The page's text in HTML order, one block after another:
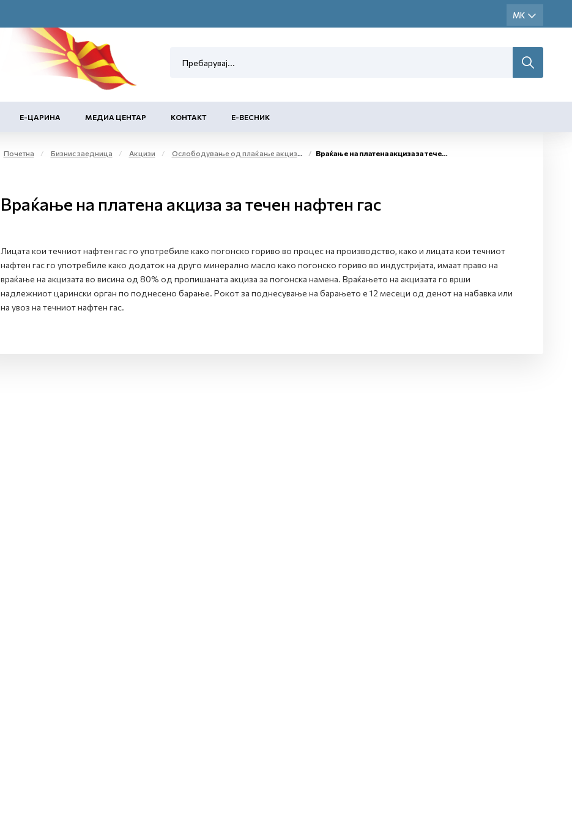
Е-ЦАРИНА МЕДИА ЦЕНТАР КОНТАКТ Е-ВЕСНИК
Почетна Бизнис заедница Акцизи Ослободување од плаќање акциза и повластено користење на акцизни добра Враќање на платена акциза за течен нафтен гас
Враќање на платена акциза за течен нафтен гас
Лицата кои течниот нафтен гас го употребиле како погонско гориво во процес на производство, како и лицата кои течниот
нафтен гас го употребиле како додаток на друго минерално масло како погонско гориво во индустријата, имаат право на
враќање на акцизата во висина од 80% од пропишаната акциза за погонска намена. Враќањето на акцизата го врши
надлежниот царински орган по поднесено барање. Рокот за поднесување на барањето е 12 месеци од денот на набавка или
на увоз на течниот нафтен гас.